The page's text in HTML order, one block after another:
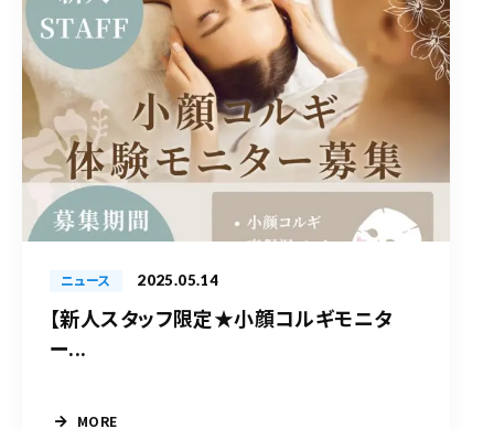
ニュース 2025.05.14
【新人スタッフ限定★小顔コルギモニタ
ー...
MORE